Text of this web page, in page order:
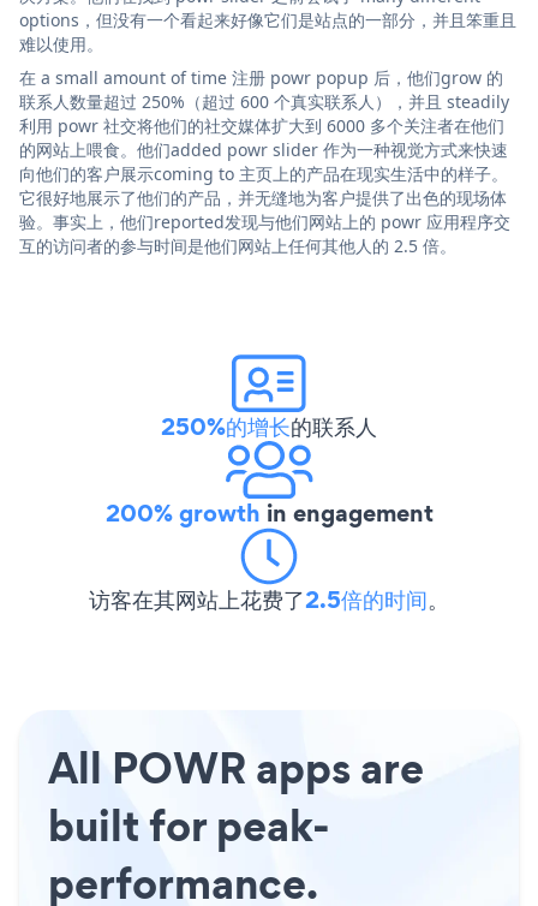
options，但没有一个看起来好像它们是站点的一部分，并且笨重且
难以使用。
在 a small amount of time 注册 powr popup 后，他们grow 的
联系人数量超过 250%（超过 600 个真实联系人），并且 steadily
利用 powr 社交将他们的社交媒体扩大到 6000 多个关注者在他们
的网站上喂食。他们added powr slider 作为一种视觉方式来快速
向他们的客户展示coming to 主页上的产品在现实生活中的样子。
它很好地展示了他们的产品，并无缝地为客户提供了出色的现场体
验。事实上，他们reported发现与他们网站上的 powr 应用程序交
互的访问者的参与时间是他们网站上任何其他人的 2.5 倍。
250%的增长的联系人
200% growth in engagement
访客在其网站上花费了2.5倍的时间。
All POWR apps are
built for peak-
performance.